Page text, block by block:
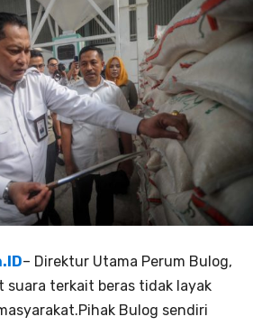
– Direktur Utama Perum Bulog,
suara terkait beras tidak layak
Bulog sendiri